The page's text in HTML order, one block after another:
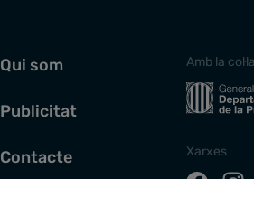
Qui som
Publicitat
Contacte
Amb la
Xarxes